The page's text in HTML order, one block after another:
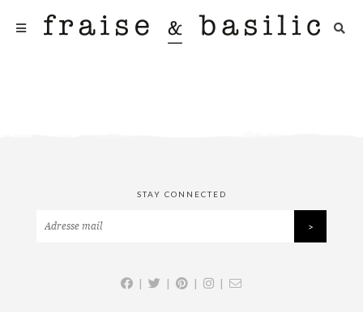
STAY CONNECTED
| | | |